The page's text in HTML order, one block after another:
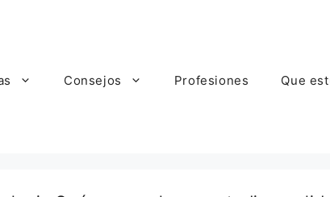
Consejos Profesiones Que